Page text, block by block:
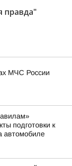
правда"
МЧС России
подготовки к
автомобиле